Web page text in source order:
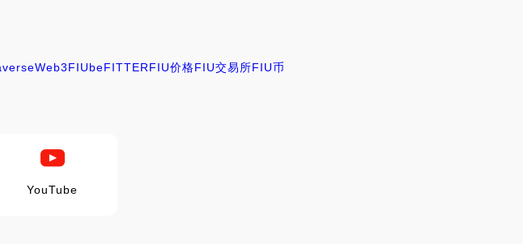
Web3FIUbeFITTERFIU价格FIU交易所FIU币
YouTube